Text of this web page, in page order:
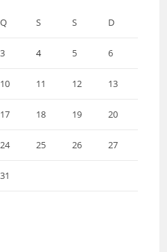
Q S S D
3 4 5 6
10 11 12 13
17 18 19 20
24 25 26 27
31